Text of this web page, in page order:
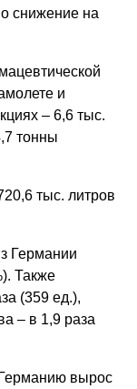
снижение на
и
– 6,6 тыс.
тонны
тыс. литров
Германии
Также
(359 ед.),
– в 1,9 раза
вырос